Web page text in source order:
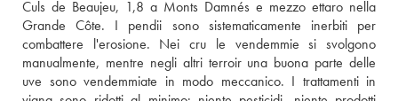
Culs de Beaujeu, 1,8 a Monts Damnés e mezzo ettaro nella
Grande Côte. I pendii sono sistematicamente inerbiti per
combattere l'erosione. Nei cru le vendemmie si svolgono
manualmente, mentre negli altri terroir una buona parte delle
uve sono vendemmiate in modo meccanico. I trattamenti in